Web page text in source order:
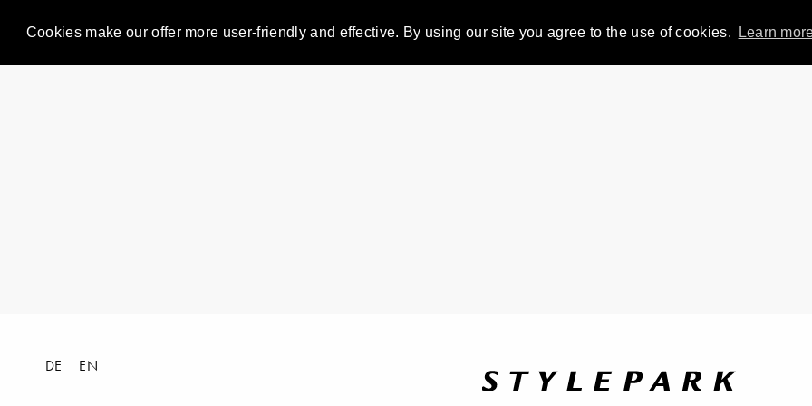
Cookies make our offer more user-friendly and effective. By using our site you agree to the use of cookies. Learn
DE EN